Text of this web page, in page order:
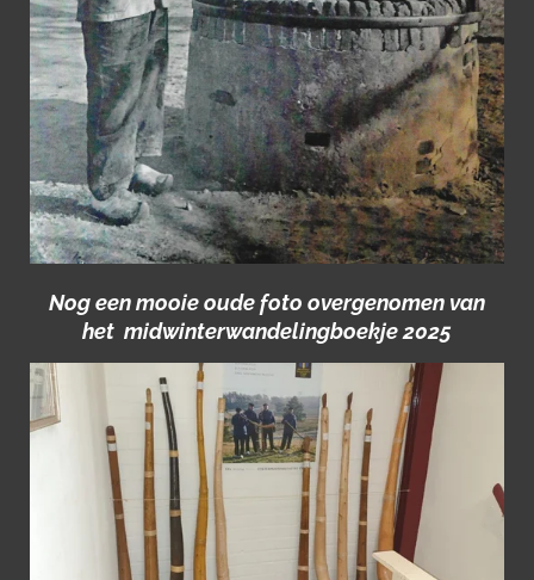
Nog een mooie oude foto overgenomen van
het midwinterwandelingboekje 2025